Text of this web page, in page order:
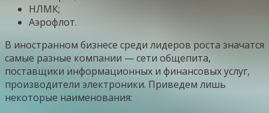
НЛМК;
Аэрофлот.
В иностранном бизнесе среди лидеров роста значатся
самые разные компании — сети общепита,
поставщики информационных и финансовых услуг,
производители электроники. Приведем лишь
некоторые наименования: